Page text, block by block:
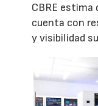
CBRE estima
cuenta con
y visibilidad